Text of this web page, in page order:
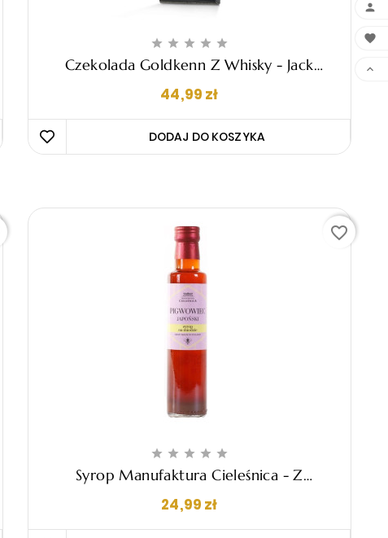
    
Czekolada Goldkenn Z Whisky - Jack
44,99 złCena
DODAJ DO KOSZYKA
    
Syrop Manufaktura Cieleśnica - Z
24,99 złCena
favorite_border


